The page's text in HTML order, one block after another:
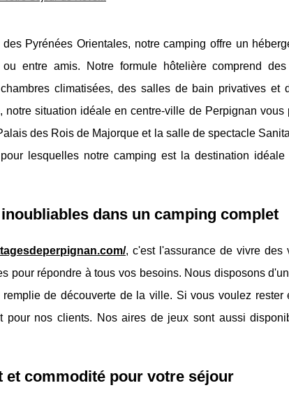
Pyrénées Orientales, notre camping offre un
entre amis. Notre formule hôtelière comprend des
climatisées, des salles de bain privatives et
situation idéale en centre-ville de Perpignan vous
des Rois de Majorque et la salle de spectacle
lesquelles notre camping est la destination idéale
dans un camping complet
, c'est l'assurance de vivre des
pour répondre à tous vos besoins. Nous disposons
de découverte de la ville. Si vous voulez rester
pour nos clients. Nos aires de jeux sont aussi
et commodité pour votre séjour